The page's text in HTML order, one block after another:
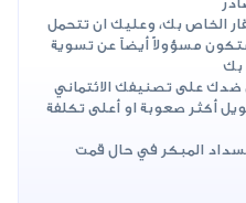
الخاص بك، وعليك ان تتحمل
مسؤولاً أيضاً عن تسوية
بك
ضدك على تصنيفك الائتماني
أكثر صعوبة او أعلى تكلفة
المبكر في حال قمت